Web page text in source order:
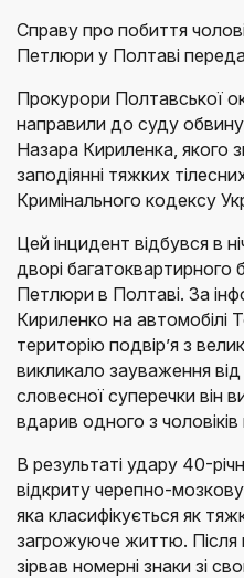
Справу про побиття
Петлюри у Полтаві
Прокурори Полтавської
направили до суду
Назара Кириленка, якого
заподіянні тяжких
Кримінального кодексу
Цей інцидент відбувся в
дворі багатоквартирного
Петлюри в Полтаві. За
Кириленко на автомобілі
територію подвір’я з
викликало зауваження
словесної суперечки він
вдарив одного з чоловіків
В результаті удару 40-
відкриту черепно-
яка класифікується як
загрожуюче життю. Після
зірвав номерні знаки зі